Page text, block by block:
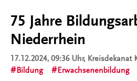
75 Jahre
Niederrhein
17.12.2024, 09:36 Uhr, Kreisdekanat
Bildung
Erwachsenenbildung